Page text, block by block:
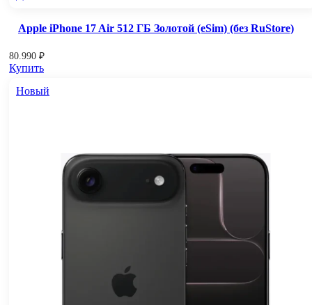
Apple iPhone 17 Air 512 ГБ Золотой (eSim) (без RuStore)
80.990 ₽
Купить
Новый